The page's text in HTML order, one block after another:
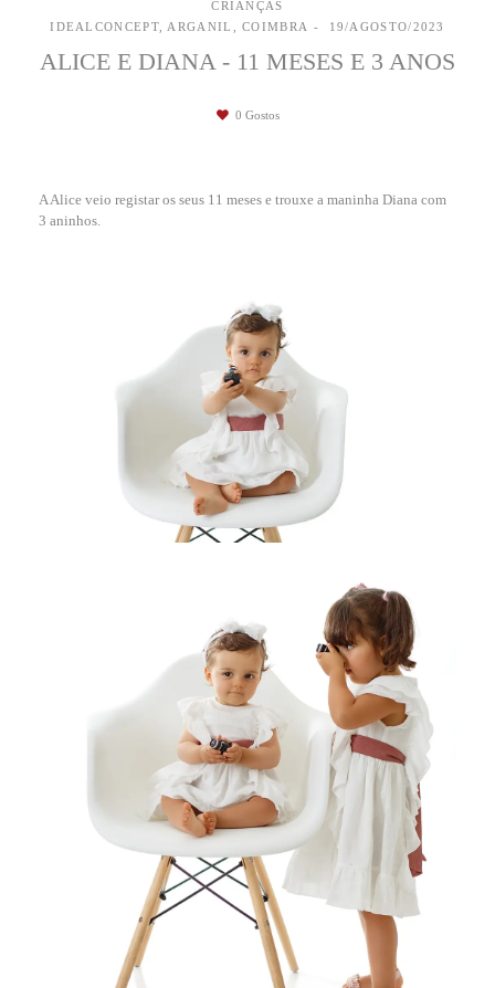
CRIANÇAS
IDEALCONCEPT, ARGANIL, COIMBRA
19/AGOSTO/2023
ALICE E DIANA - 11 MESES E 3 ANOS
0 Gostos
A Alice veio registar os seus 11 meses e trouxe a maninha Diana com
3 aninhos.